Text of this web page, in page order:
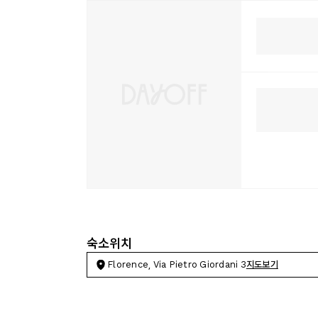
숙소위치
Florence, Via Pietro Giordani 3지도보기